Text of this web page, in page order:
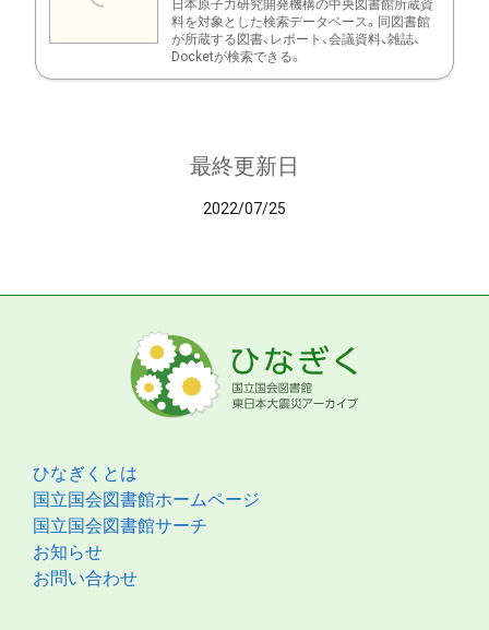
日本原子力研究開発機構の中央図書館所蔵資
料を対象とした検索データベース。同図書館
が所蔵する図書、レポート、会議資料、雑誌、
Docketが検索できる。
最終更新日
2022/07/25
ひなぎくとは
国立国会図書館ホームページ
国立国会図書館サーチ
お知らせ
お問い合わせ